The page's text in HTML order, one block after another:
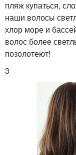
пляж купаться,
наши волосы
хлор море и
волос более
позолотеют!
3